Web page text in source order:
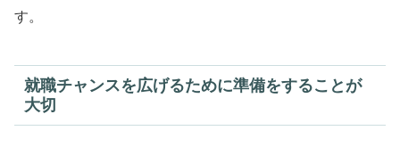
す。
就職チャンスを広げるために準備をすることが
大切